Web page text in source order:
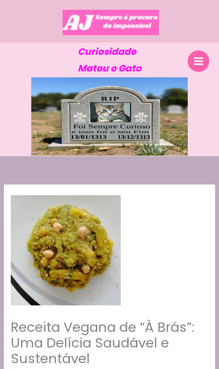
Curiosidade
Matou o Gato
Receita Vegana de “À Brás”:
Uma Delícia Saudável e
Sustentável